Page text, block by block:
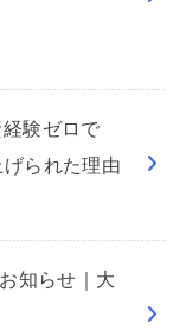
験ゼロで
られた理由
知らせ｜大